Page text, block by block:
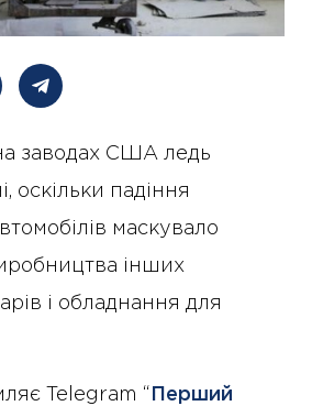
заводах США ледь
оскільки падіння
маскувало
інших
і обладнання для
Telegram “ Перший